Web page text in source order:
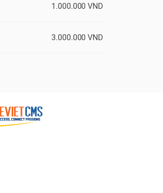
1.000.000 VND
3.000.000 VND